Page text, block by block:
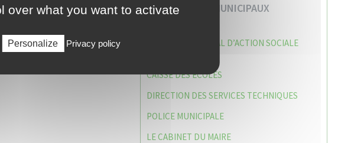
Next
au monde
VOS SERVICES MUNICIPAUX
CENTRE COMMUNAL D’ACTION SOCIALE
CAISSE DES ÉCOLES
DIRECTION DES SERVICES TECHNIQUES
POLICE MUNICIPALE
LE CABINET DU MAIRE
over what you want to activate
Personalize Privacy policy